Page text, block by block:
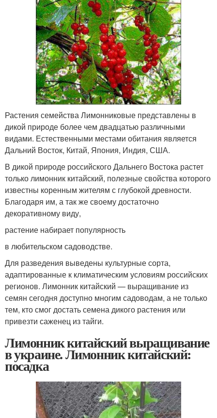
Растения семейства Лимонниковые представлены в
дикой природе более чем двадцатью различными
видами. Естественными местами обитания является
Дальний Восток, Китай, Япония, Индия, США.
В дикой природе российского Дальнего Востока растет
только лимонник китайский, полезные свойства которого
известны коренным жителям с глубокой древности.
Благодаря им, а так же своему достаточно
декоративному виду,
растение набирает популярность
в любительском садоводстве.
Для разведения выведены культурные сорта,
адаптированные к климатическим условиям российских
регионов. Лимонник китайский — выращивание из
семян сегодня доступно многим садоводам, а не только
тем, кто смог достать семена дикого растения или
привезти саженец из тайги.
Лимонник китайский выращивание
в украине. Лимонник китайский:
посадка